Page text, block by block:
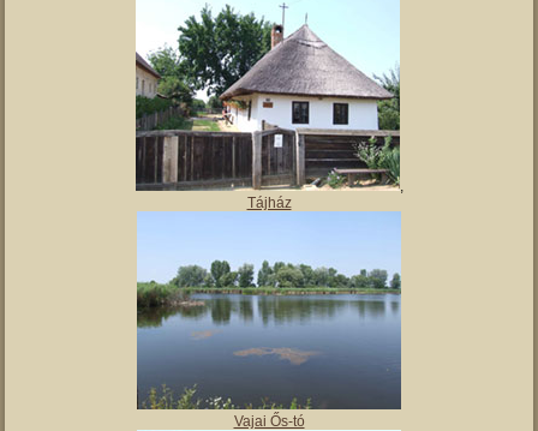
,
Tájház
Vajai Ős-tó